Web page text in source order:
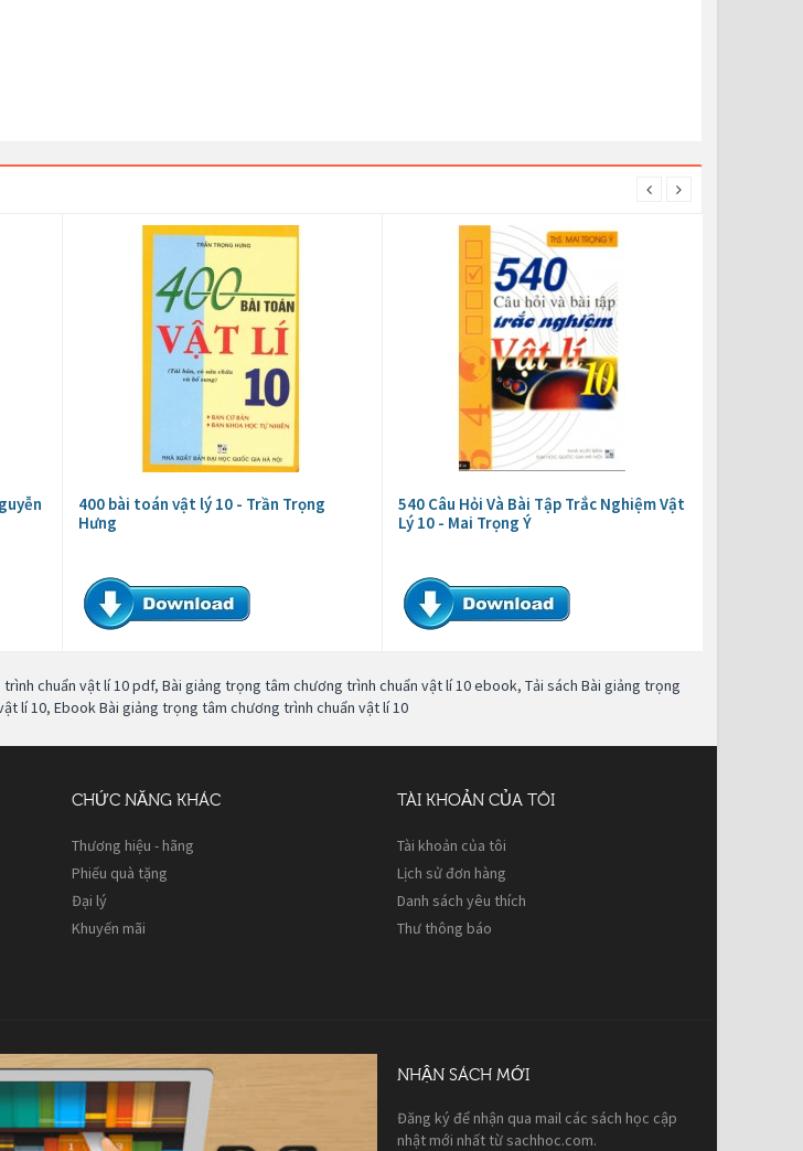
400 bài toán vật lý 10 - Trần Trọng
Hưng
540 Câu Hỏi Và Bài Tập Trắc Nghiệm Vật
Lý 10 - Mai Trọng Ý
chuẩn vật lí 10 pdf, Bài giảng trọng tâm chương trình chuẩn vật lí 10 ebook, Tải sách Bài giảng trọng
lí 10, Ebook Bài giảng trọng tâm chương trình chuẩn vật lí 10
CHỨC NĂNG KHÁC
Thương hiệu - hãng
Phiếu quà tặng
Đại lý
Khuyến mãi
TÀI KHOẢN CỦA TÔI
Tài khoản của tôi
Lịch sử đơn hàng
Danh sách yêu thích
Thư thông báo
NHẬN SÁCH MỚI
Đăng ký để nhận qua mail các sách học cập
nhật mới nhất từ sachhoc.com.